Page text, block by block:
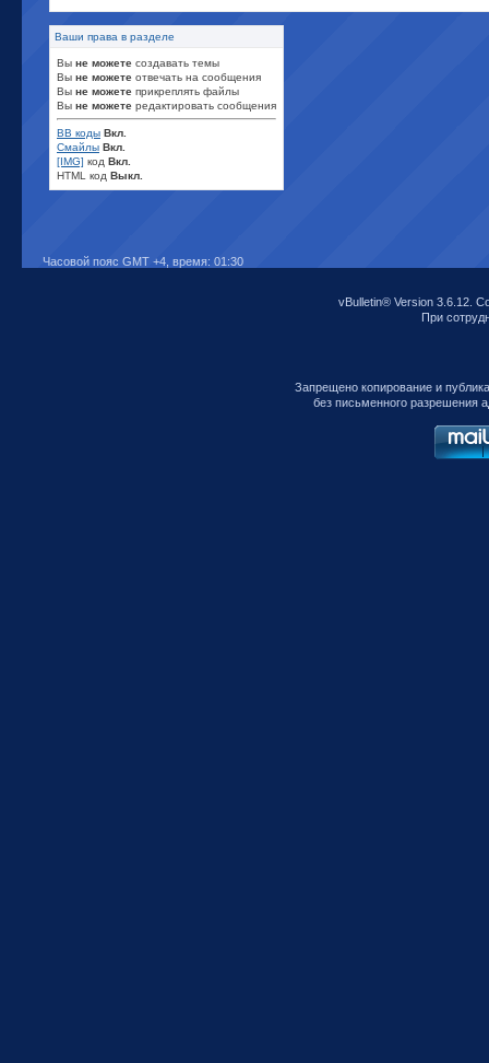
Ваши права в разделе
Вы не можете создавать темы
Вы не можете отвечать на сообщения
Вы не можете прикреплять файлы
Вы не можете редактировать сообщения
BB коды Вкл.
Смайлы Вкл.
[IMG] код Вкл.
HTML код Выкл.
Часовой пояс GMT +4, время: 01:30
vBulletin® Version 3.6.12.
При
Запрещено копирование и
без письменного разрешения